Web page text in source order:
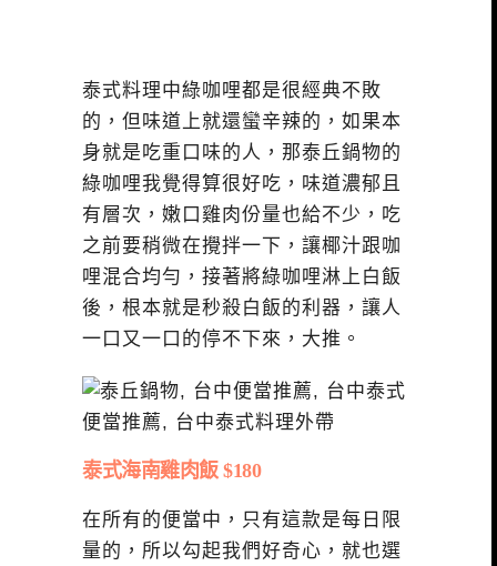
泰式料理中綠咖哩都是很經典不敗
的，但味道上就還蠻辛辣的，如果本
身就是吃重口味的人，那泰丘鍋物的
綠咖哩我覺得算很好吃，味道濃郁且
有層次，嫩口雞肉份量也給不少，吃
之前要稍微在攪拌一下，讓椰汁跟咖
哩混合均勻，接著將綠咖哩淋上白飯
後，根本就是秒殺白飯的利器，讓人
一口又一口的停不下來，大推。
泰式海南雞肉飯 $180
在所有的便當中，只有這款是每日限
量的，所以勾起我們好奇心，就也選